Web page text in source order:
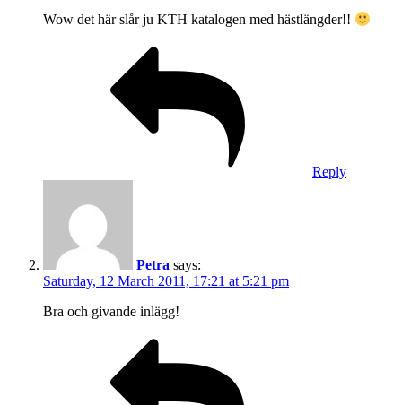
Wow det här slår ju KTH katalogen med hästlängder!!
Reply
Petra says:
Saturday, 12 March 2011, 17:21 at 5:21 pm
Bra och givande inlägg!